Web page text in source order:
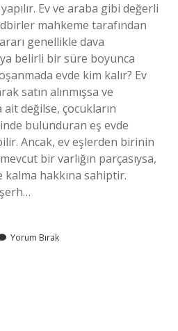
Ev ve araba gibi değerli
mahkeme tarafından
genellikle dava
belirli bir süre boyunca
evde kim kalır? Ev
satın alınmışsa ve
değilse, çocukların
bulunduran eş evde
Ancak, ev eşlerden birinin
bir varlığın parçasıysa,
kalma hakkına sahiptir.
Yorum Bırak